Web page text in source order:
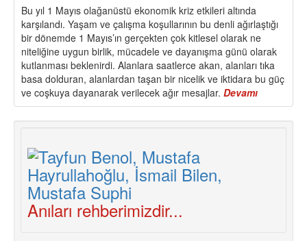
Bu yıl 1 Mayıs olağanüstü ekonomik kriz etkileri altında
karşılandı. Yaşam ve çalışma koşullarının bu denli ağırlaştığı
bir dönemde 1 Mayıs’ın gerçekten çok kitlesel olarak ne
niteliğine uygun birlik, mücadele ve dayanışma günü olarak
kutlanması beklenirdi. Alanlara saatlerce akan, alanları tıka
basa dolduran, alanlardan taşan bir nicelik ve iktidara bu güç
ve coşkuya dayanarak verilecek ağır mesajlar. Devamı
1
MAYIS
Anıları rehberimizdir...